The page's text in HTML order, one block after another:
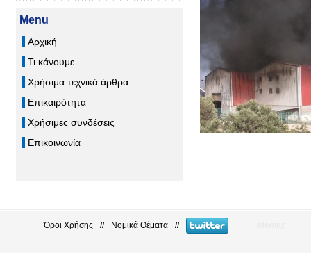
Menu
Αρχική
Τι κάνουμε
Χρήσιμα τεχνικά άρθρα
Επικαιρότητα
Χρήσιμες συνδέσεις
Επικοινωνία
Όροι Χρήσης // Νομικά Θέματα //